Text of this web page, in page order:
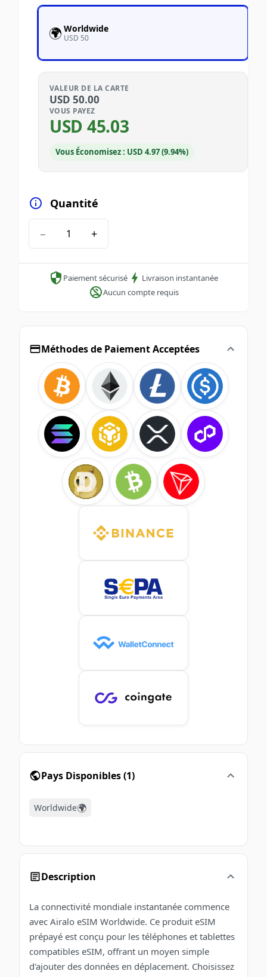
🌍 Worldwide
USD 50
VALEUR DE LA CARTE
USD 50.00
VOUS PAYEZ
USD 45.03
Vous Économisez : USD 4.97 (9.94%)
Quantité
− +
Paiement sécurisé
Livraison instantanée
Aucun compte requis
Méthodes de Paiement Acceptées
Pays Disponibles(1)
Worldwide🌍
Description
La connectivité mondiale instantanée commence
avec Airalo eSIM Worldwide. Ce produit eSIM
prépayé est conçu pour les téléphones et tablettes
compatibles eSIM, offrant un moyen simple
d'ajouter des données en déplacement. Choisissez